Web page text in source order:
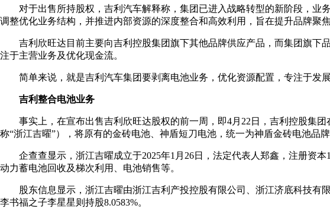
对于出售所持股权，吉利汽车解释称，集团已进入战略转型的新阶段，业
调整优化业务结构，并推进内部资源的深度整合和高效利用，旨在提升品牌聚
吉利欣旺达目前主要向吉利控股集团旗下其他品牌供应产品，而集团旗
注于主营业务及优化现金流。
简单来说，就是吉利汽车集团要剥离电池业务，优化资源配置，专注于发展
吉利整合电池业务
事实上，在宣布出售吉利欣旺达股权的前一周，即4月22日，吉利控股集
称“浙江吉曜”），将原有的金砖电池、神盾短刀电池，统一为神盾金砖电池品牌
企查查显示，浙江吉曜成立于2025年1月26日，法定代表人郑鑫，注册资
动力蓄电池回收及梯次利用、电池销售等。
股东信息显示，浙江吉曜由浙江吉利产投控股有限公司、浙江济底科技有
李书福之子李星星则持股8.0583%。